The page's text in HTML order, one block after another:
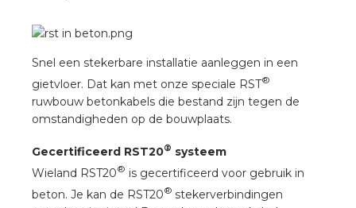
Snel een stekerbare installatie aanleggen in een
gietvloer. Dat kan met onze speciale RST®
ruwbouw betonkabels die bestand zijn tegen de
omstandigheden op de bouwplaats.
Gecertificeerd RST20® systeem
Wieland RST20® is gecertificeerd voor gebruik in
beton. Je kan de RST20® stekerverbindingen
installeren